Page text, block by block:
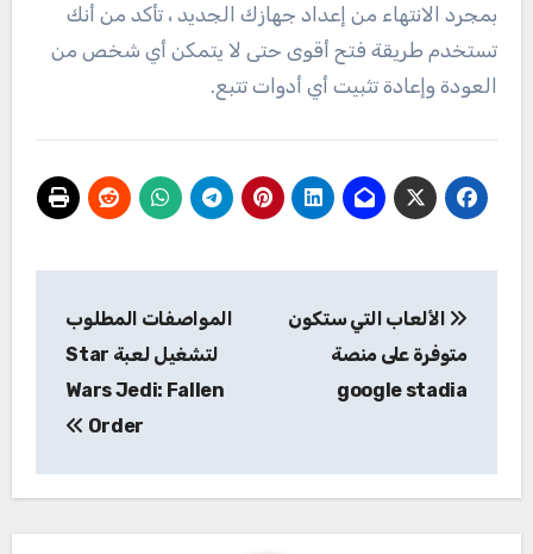
بمجرد الانتهاء من إعداد جهازك الجديد ، تأكد من أنك
تستخدم طريقة فتح أقوى حتى لا يتمكن أي شخص من
العودة وإعادة تثبيت أي أدوات تتبع.
المقالات
الألعاب التي ستكون
متوفرة على منصة
google stadia
المواصفات المطلوب
لتشغيل لعبة Star
Wars Jedi: Fallen
Order